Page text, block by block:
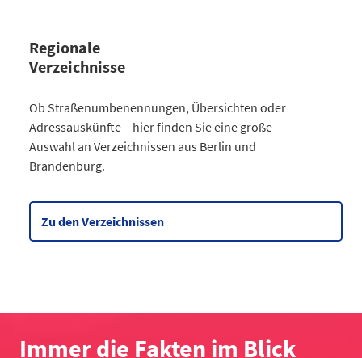
Regionale
Verzeichnisse
KategorieStraßenumbenennungen Berlin
2013
7
2014
8
2015
8
2022
2
Ob Straßenumbenennungen, Übersichten oder
Adressauskünfte – hier finden Sie eine große
Auswahl an Verzeichnissen aus Berlin und
Brandenburg.
Zu den Verzeichnissen
Immer die Fakten im Blick